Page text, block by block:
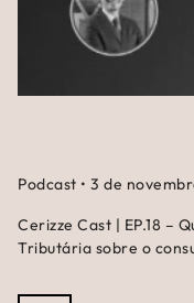
Podcast • 3 de
Cerizze Cast | EP.18 –
Tributária sobre o